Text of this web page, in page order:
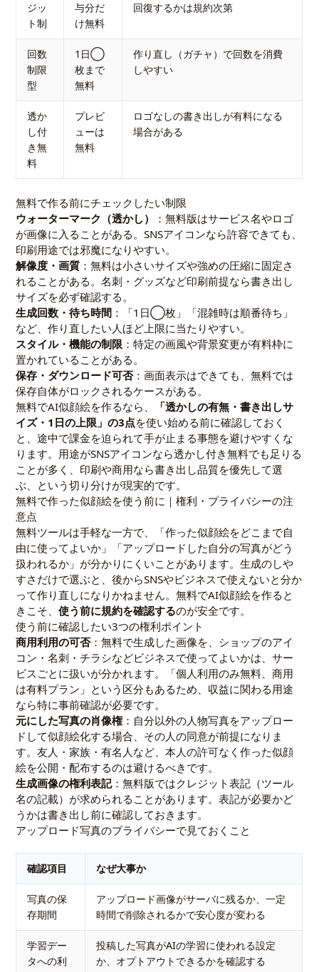
ジッ
ト制
与分だ
け無料
回復するかは規約次第
回数
制限
型
1日◯
枚まで
無料
作り直し（ガチャ）で回数を消費
しやすい
透か
し付
き無
料
プレビ
ューは
無料
ロゴなしの書き出しが有料になる
場合がある
無料で作る前にチェックしたい制限
ウォーターマーク（透かし）
：無料版はサービス名やロゴ
が画像に入ることがある。SNSアイコンなら許容できても、
印刷用途では邪魔になりやすい。
解像度・画質 ：無料は小さいサイズや強めの圧縮に固定さ
れることがある。名刺・グッズなど印刷前提なら書き出し
サイズを必ず確認する。
生成回数・待ち時間 ：「1日◯枚」「混雑時は順番待ち」
など、作り直したい人ほど上限に当たりやすい。
スタイル・機能の制限 ：特定の画風や背景変更が有料枠に
置かれていることがある。
保存・ダウンロード可否：画面表示はできても、無料では
保存自体がロックされるケースがある。
無料でAI似顔絵を作るなら、
「透かしの有無・書き出しサ
イズ・1日の上限」の3点を使い始める前に確認しておく
と、途中で課金を迫られて手が止まる事態を避けやすくな
ります。用途がSNSアイコンなら透かし付き無料でも足りる
ことが多く、印刷や商用なら書き出し品質を優先して選
ぶ、という切り分けが現実的です。
無料で作った似顔絵を使う前に｜権利・プライバシーの注
意点
無料ツールは手軽な一方で、「作った似顔絵をどこまで自
由に使ってよいか」「アップロードした自分の写真がどう
扱われるか」が分かりにくいことがあります。生成のしや
すさだけで選ぶと、後からSNSやビジネスで使えないと分か
って作り直しになりかねません。無料でAI似顔絵を作ると
きこそ、使う前に規約を確認するのが安全です。
使う前に確認したい3つの権利ポイント
商用利用の可否：無料で生成した画像を、ショップのアイ
コン・名刺・チラシなどビジネスで使ってよいかは、サー
ビスごとに扱いが分かれます。「個人利用のみ無料、商用
は有料プラン」という区分もあるため、収益に関わる用途
なら特に事前確認が必要です。
元にした写真の肖像権：自分以外の人物写真をアップロー
ドして似顔絵化する場合、その人の同意が前提になりま
す。友人・家族・有名人など、本人の許可なく作った似顔
絵を公開・配布するのは避けるべきです。
生成画像の権利表記：無料版ではクレジット表記（ツール
名の記載）が求められることがあります。表記が必要かど
うかは書き出し前に確認しておきます。
アップロード写真のプライバシーで見ておくこと
確認項目 なぜ大事か
写真の保
存期間
アップロード画像がサーバに残るか、一定
時間で削除されるかで安心度が変わる
学習デー
タへの利
投稿した写真がAIの学習に使われる設定
か、オプトアウトできるかを確認する